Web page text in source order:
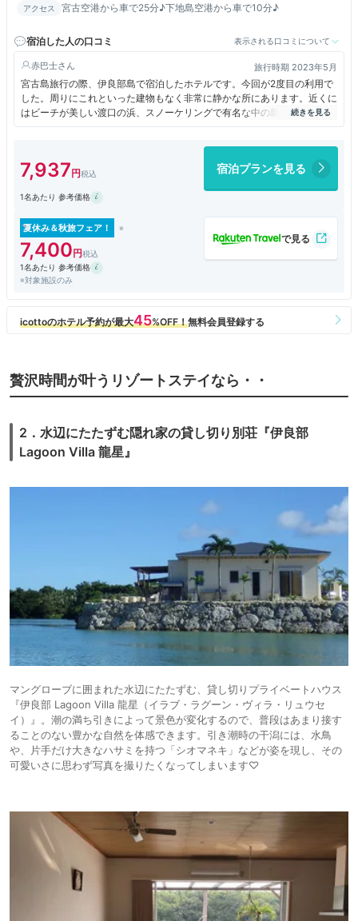
アクセス 宮古空港から車で25分♪下地島空港から車で10分♪
宿泊した人の口コミ 表示される口コミについて
赤巴士 旅行時期 2023年5月
宮古島旅行の際、伊良部島で宿泊したホテルです。今回が2度目の利用で
した。周りにこれといった建物もなく非常に静かな所にあります。近くに
はビーチが美しい渡口の浜、スノーケリングで有名な中の島ビーチもあ
り、海遊びには最適なホテルかと思います。建物は古い感じですが、客室
7,937 宿泊プランを見る
1名あたり 参考価格
夏休み＆秋旅フェア！
7,400
1名あたり 参考価格
※対象施設のみ
贅沢時間が叶うリゾートステイなら・・
2．水辺にたたずむ隠れ家の貸し切り別荘『伊良部
Lagoon Villa 龍星』
マングローブに囲まれた水辺にたたずむ、貸し切りプライベートハウス
『伊良部 Lagoon Villa 龍星（イラブ・ラグーン・ヴィラ・リュウセ
イ）』。潮の満ち引きによって景色が変化するので、普段はあまり接す
ることのない豊かな自然を体感できます。引き潮時の干潟には、水鳥
や、片手だけ大きなハサミを持つ「シオマネキ」などが姿を現し、その
可愛いさに思わず写真を撮りたくなってしまいます♡